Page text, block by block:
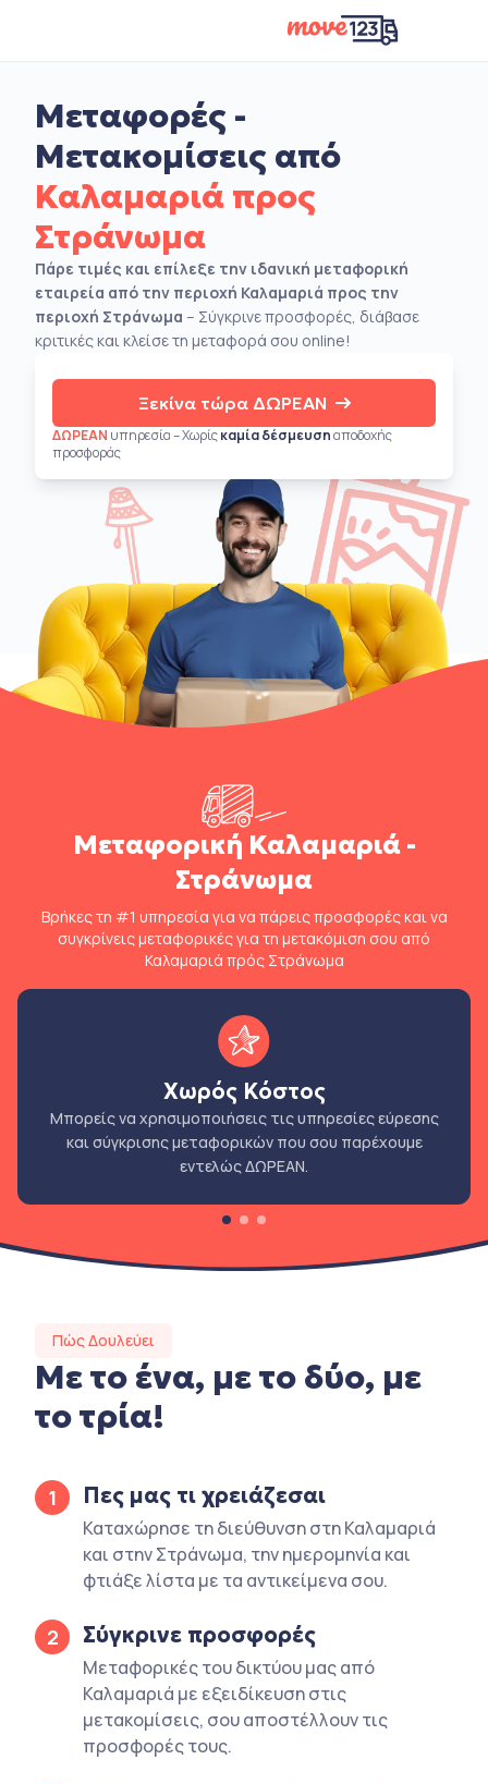
Μεταφορές -
Μετακομίσεις από
Καλαμαριά προς
Στράνωμα
Πάρε τιμές και επίλεξε την ιδανική μεταφορική
εταιρεία από την περιοχή Καλαμαριά προς την
περιοχή Στράνωμα – Σύγκρινε προσφορές, διάβασε
κριτικές και κλείσε τη μεταφορά σου online!
Ξεκίνα τώρα ΔΩΡΕΑΝ
ΔΩΡΕΑΝ υπηρεσία – Χωρίςκαμία δέσμευσηαποδοχής
προσφοράς
Μεταφορική Καλαμαριά -
Στράνωμα
Βρήκες τη #1 υπηρεσία για να πάρεις προσφορές και να
συγκρίνεις μεταφορικές για τη μετακόμιση σου από
Καλαμαριά πρός Στράνωμα
Χωρός Κόστος
Μπορείς να χρησιμοποιήσεις τις υπηρεσίες εύρεσης
και σύγκρισης μεταφορικών που σου παρέχουμε
εντελώς ΔΩΡΕΑΝ.
Πώς Δουλεύει
Με το ένα, με το δύο, με
το τρία!
1 Πες μας τι χρειάζεσαι
Καταχώρησε τη διεύθυνση στη Καλαμαριά
και στην Στράνωμα, την ημερομηνία και
φτιάξε λίστα με τα αντικείμενα σου.
2 Σύγκρινε προσφορές
Μεταφορικές του δικτύου μας από
Καλαμαριά με εξειδίκευση στις
μετακομίσεις, σου αποστέλλουν τις
προσφορές τους.